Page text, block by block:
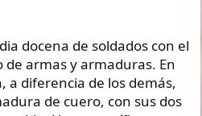
docena de soldados con el
armas y armaduras. En
a diferencia de los demás,
de cuero, con sus dos